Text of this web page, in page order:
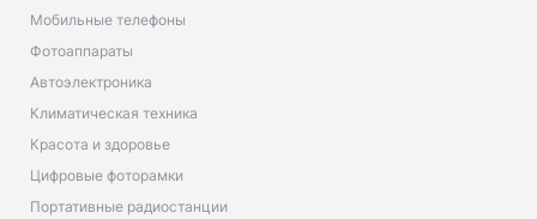
Мобильные телефоны
Фотоаппараты
Автоэлектроника
Климатическая техника
Красота и здоровье
Цифровые фоторамки
Портативные радиостанции